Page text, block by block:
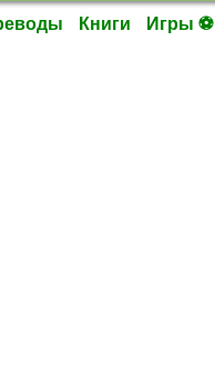
Книги Игры ⚽